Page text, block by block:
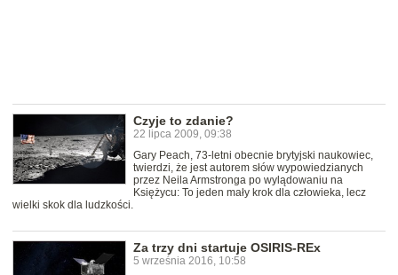
Czyje to zdanie?
22 lipca 2009, 09:38
Gary Peach, 73-letni obecnie brytyjski naukowiec,
twierdzi, że jest autorem słów wypowiedzianych
przez Neila Armstronga po wylądowaniu na
Księżycu: To jeden mały krok dla człowieka, lecz
wielki skok dla ludzkości.
Za trzy dni startuje OSIRIS-REx
5 września 2016, 10:58